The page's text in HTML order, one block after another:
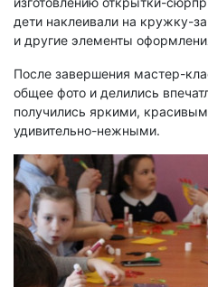
дети наклеивали на кружку-
и другие элементы
После завершения мастер-
общее фото и делились
получились яркими,
удивительно-нежными.